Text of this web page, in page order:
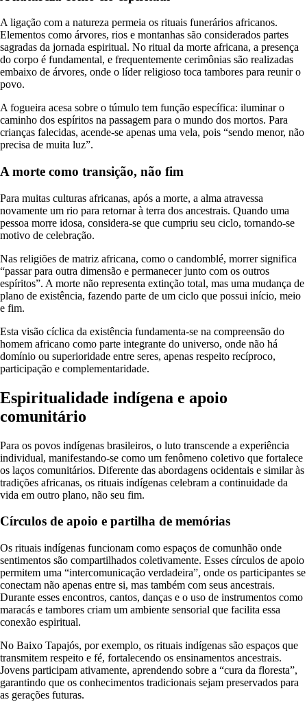
A ligação com a natureza permeia os rituais funerários africanos.
Elementos como árvores, rios e montanhas são considerados partes
sagradas da jornada espiritual. No ritual da morte africana, a presença
do corpo é fundamental, e frequentemente cerimônias são realizadas
embaixo de árvores, onde o líder religioso toca tambores para reunir o
povo.
A fogueira acesa sobre o túmulo tem função específica: iluminar o
caminho dos espíritos na passagem para o mundo dos mortos. Para
crianças falecidas, acende-se apenas uma vela, pois “sendo menor, não
precisa de muita luz”.
A morte como transição, não fim
Para muitas culturas africanas, após a morte, a alma atravessa
novamente um rio para retornar à terra dos ancestrais. Quando uma
pessoa morre idosa, considera-se que cumpriu seu ciclo, tornando-se
motivo de celebração.
Nas religiões de matriz africana, como o candomblé, morrer significa
“passar para outra dimensão e permanecer junto com os outros
espíritos”. A morte não representa extinção total, mas uma mudança de
plano de existência, fazendo parte de um ciclo que possui início, meio
e fim.
Esta visão cíclica da existência fundamenta-se na compreensão do
homem africano como parte integrante do universo, onde não há
domínio ou superioridade entre seres, apenas respeito recíproco,
participação e complementaridade.
Espiritualidade indígena e apoio
comunitário
Para os povos indígenas brasileiros, o luto transcende a experiência
individual, manifestando-se como um fenômeno coletivo que fortalece
os laços comunitários. Diferente das abordagens ocidentais e similar às
tradições africanas, os rituais indígenas celebram a continuidade da
vida em outro plano, não seu fim.
Círculos de apoio e partilha de memórias
Os rituais indígenas funcionam como espaços de comunhão onde
sentimentos são compartilhados coletivamente. Esses círculos de apoio
permitem uma “intercomunicação verdadeira”, onde os participantes se
conectam não apenas entre si, mas também com seus ancestrais.
Durante esses encontros, cantos, danças e o uso de instrumentos como
maracás e tambores criam um ambiente sensorial que facilita essa
conexão espiritual.
No Baixo Tapajós, por exemplo, os rituais indígenas são espaços que
transmitem respeito e fé, fortalecendo os ensinamentos ancestrais.
Jovens participam ativamente, aprendendo sobre a “cura da floresta”,
garantindo que os conhecimentos tradicionais sejam preservados para
as gerações futuras.